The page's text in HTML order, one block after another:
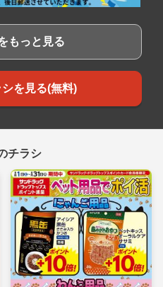
もっと見る
を見る(無料)
チラシ